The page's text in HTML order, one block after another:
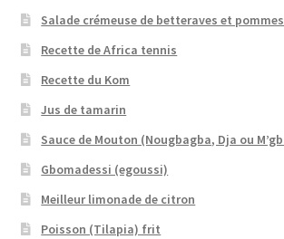
Salade crémeuse de betteraves et
Recette de Africa tennis
Recette du Kom
Jus de tamarin
Sauce de Mouton (Nougbagba, Dja ou
Gbomadessi (egoussi)
Meilleur limonade de citron
Poisson (Tilapia) frit